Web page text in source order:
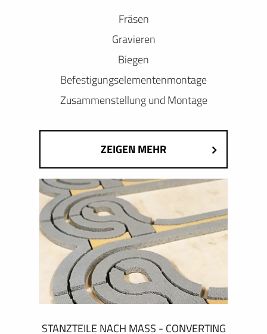
Fräsen
Gravieren
Biegen
Befestigungselementenmontage
Zusammenstellung und Montage
ZEIGEN MEHR
STANZTEILE NACH MASS - CONVERTING